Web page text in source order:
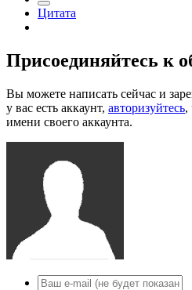
Цитата
Присоединяйтесь к
Вы можете написать сейчас и
у вас есть аккаунт, авторизуйтесь,
имени своего аккаунта.